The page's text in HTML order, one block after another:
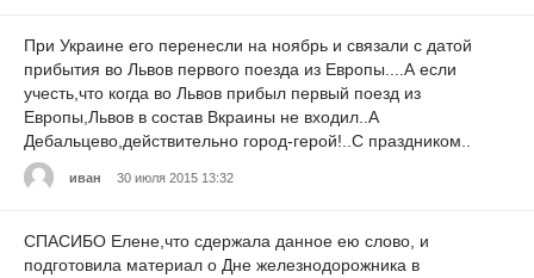
При Украине его перенесли на ноябрь и связали с датой
прибытия во Львов первого поезда из Европы....А если
учесть,что когда во Львов прибыл первый поезд из
Европы,Львов в состав Вкраины не входил..А
Дебальцево,действительно город-герой!..С праздником..
иван 30 июля 2015 13:32
СПАСИБО Елене,что сдержала данное ею слово, и
подготовила материал о Дне железнодорожника в